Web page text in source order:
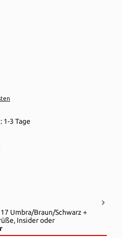
3 Tage
Wert ein oder benutze die
Umbra/Braun/Schwarz +
Insider oder